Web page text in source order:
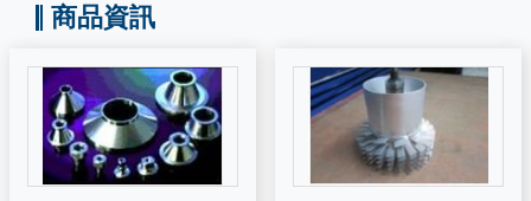
商品資訊